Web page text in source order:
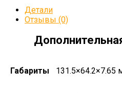
Детали
Отзывы (0)
Габариты 131.5×64.2×7.65